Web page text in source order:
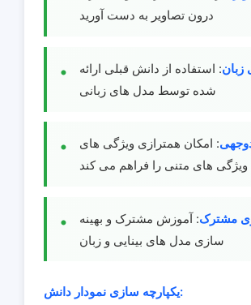
درون تصاویر به دست آورید
: استفاده از دانش قبلی ارائه
شده توسط مدل های زبانی
: امکان همترازی ویژگی های
ویژگی های متنی را فراهم می کند
مشترک: آموزش مشترک و بهینه
سازی مدل های بینایی و زبان
یکپارچه سازی نمودار دانش: